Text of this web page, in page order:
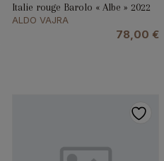
Italie rouge Barolo « Albe » 2022
ALDO VAJRA
78,00 €